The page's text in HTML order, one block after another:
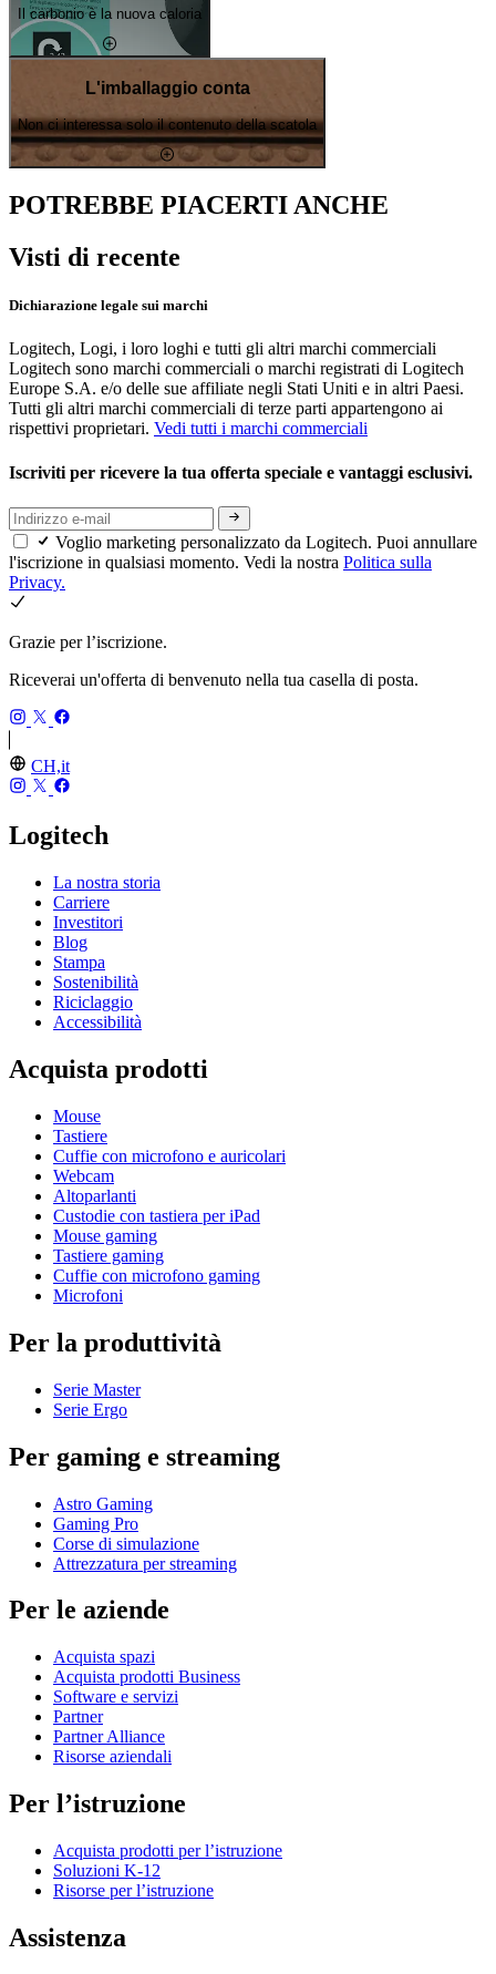
Il carbonio è la nuova caloria
L'imballaggio conta
Non ci interessa solo il contenuto della scatola
POTREBBE PIACERTI ANCHE
Visti di recente
Dichiarazione legale sui marchi
Logitech, Logi, i loro loghi e tutti gli altri marchi commerciali
Logitech sono marchi commerciali o marchi registrati di Logitech
Europe S.A. e/o delle sue affiliate negli Stati Uniti e in altri Paesi.
Tutti gli altri marchi commerciali di terze parti appartengono ai
rispettivi proprietari. Vedi tutti i marchi commerciali
Iscriviti per ricevere la tua offerta speciale e vantaggi esclusivi.
Voglio marketing personalizzato da Logitech. Puoi annullare
l'iscrizione in qualsiasi momento. Vedi la nostra Politica sulla
Privacy.
Grazie per l’iscrizione.
Riceverai un'offerta di benvenuto nella tua casella di posta.
CH,it
Logitech
La nostra storia
Carriere
Investitori
Blog
Stampa
Sostenibilità
Riciclaggio
Accessibilità
Acquista prodotti
Mouse
Tastiere
Cuffie con microfono e auricolari
Webcam
Altoparlanti
Custodie con tastiera per iPad
Mouse gaming
Tastiere gaming
Cuffie con microfono gaming
Microfoni
Per la produttività
Serie Master
Serie Ergo
Per gaming e streaming
Astro Gaming
Gaming Pro
Corse di simulazione
Attrezzatura per streaming
Per le aziende
Acquista spazi
Acquista prodotti Business
Software e servizi
Partner
Partner Alliance
Risorse aziendali
Per l’istruzione
Acquista prodotti per l’istruzione
Soluzioni K-12
Risorse per l’istruzione
Assistenza